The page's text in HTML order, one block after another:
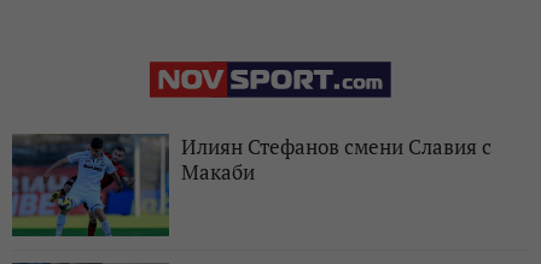
Илиян Стефанов смени Славия с
Макаби